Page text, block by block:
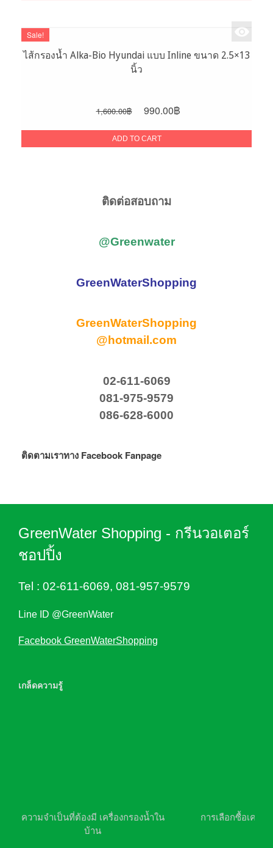
Sale!
ไส้กรองน้ำ Alka-Bio Hyundai แบบ Inline ขนาด 2.5×13
นิ้ว
1,600.00฿
Original
was:
990.00฿
ADD TO CART
ติดต่อสอบถาม
@Greenwater
GreenWaterShopping
GreenWaterShopping
@hotmail.com
02-611-6069
081-975-9579
086-628-6000
ติดตามเราทาง Facebook Fanpage
GreenWater Shopping - กรีนวอเตอร์
ชอปปิ้ง
Tel : 02-611-6069, 081-957-9579
Line ID @GreenWater
Facebook GreenWaterShopping
เกล็ดความรู้
ความจำเป็นที่ต้องมี เครื่องกรองน้ำใน
บ้าน
การเลือกซื้อเครื่อ